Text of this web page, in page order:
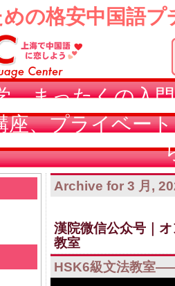
めの格安中国語
、まったくの入
座、プライベー
Archive for 3 月,
漢院微信公众号｜
教室
HSK6級文法教室